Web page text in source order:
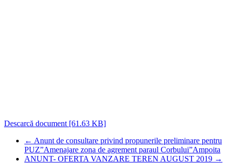
Descarcă document [61.63 KB]
← Anunt de consultare privind propunerile preliminare pentru
PUZ”Amenajare zona de agrement paraul Corbului”Ampoita
ANUNT- OFERTA VANZARE TEREN AUGUST 2019 →